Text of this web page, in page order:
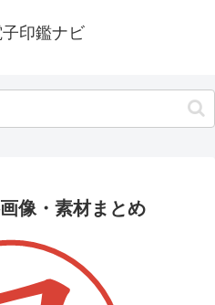
印鑑ナビ
像・素材まとめ